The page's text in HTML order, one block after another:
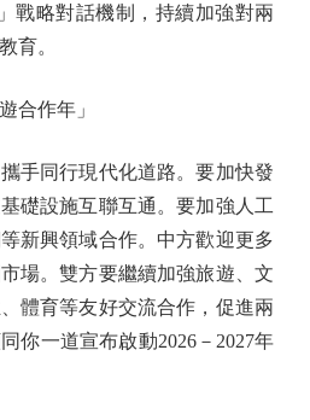
戰略對話機制，持續加強對兩
育。
作年」
同行現代化道路。要加快發
礎設施互聯互通。要加強人工
新興領域合作。中方歡迎更多
場。雙方要繼續加強旅遊、文
體育等友好交流合作，促進兩
你一道宣布啟動2026－2027年